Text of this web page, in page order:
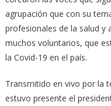
agrupación que con su
profesionales de la salud
muchos voluntarios, que
la Covid-19 en el país.
Transmitido en vivo por la
estuvo presente el